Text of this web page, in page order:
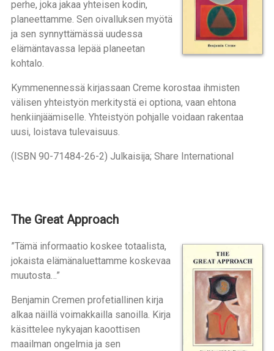
perhe, joka jakaa yhteisen kodin,
planeettamme. Sen oivalluksen myötä
ja sen synnyttämässä uudessa
elämäntavassa lepää planeetan
kohtalo.
Kymmenennessä kirjassaan Creme korostaa ihmisten
välisen yhteistyön merkitystä ei optiona, vaan ehtona
henkiinjäämiselle. Yhteistyön pohjalle voidaan rakentaa
uusi, loistava tulevaisuus.
(ISBN 90-71484-26-2) Julkaisija; Share International
The Great Approach
”Tämä informaatio koskee totaalista,
jokaista elämänaluettamme koskevaa
muutosta…”
Benjamin Cremen profetiallinen kirja
alkaa näillä voimakkailla sanoilla. Kirja
käsittelee nykyajan kaoottisen
maailman ongelmia ja sen